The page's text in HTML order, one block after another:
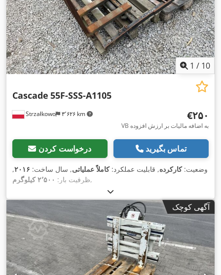
1 / 10
Strzałkowo ۳٬۶۲۶ km
Cascade 55F-SSS-A1105
‎€۲۵۰
VB به اضافه مالیات بر ارزش افزوده
درخواست کردن تماس بگیرید
وضعیت:کارکرده, قابلیت عملکرد:کاملاً عملیاتی, سال ساخت: ۲۰۱۶,
ظرفیت بار: ۲٬۵۰۰ کیلوگرم ,
آگهی کوچک